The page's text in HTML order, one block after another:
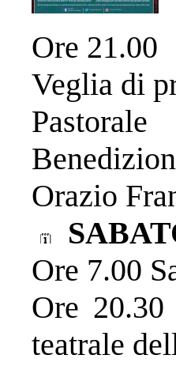
Ore 21.00
Veglia di
Orazio
Ore 7.00
Ore 20.30
teatrale